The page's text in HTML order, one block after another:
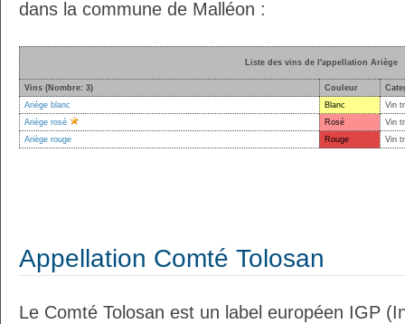
dans la commune de Malléon :
Liste des vins de l'appellation Ariège
Vins (Nombre: 3) Couleur
Ariège blanc
Blanc
Vin
Ariège rosé
Rosé
Vin
Ariège rouge
Rouge Vin
Appellation Comté Tolosan
Le Comté Tolosan est un label européen IGP